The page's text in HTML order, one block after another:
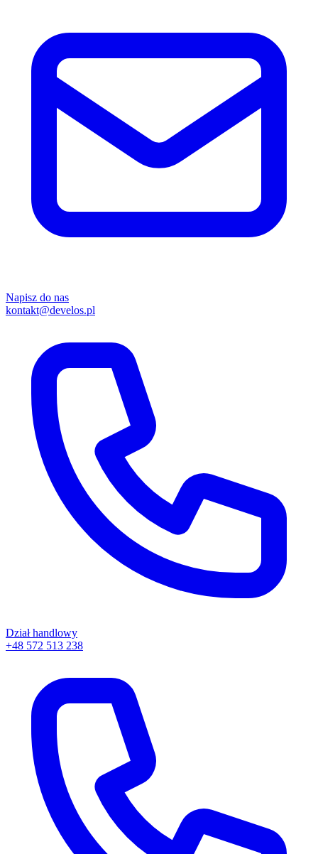
Napisz do nas
kontakt@develos.pl
Dział handlowy
+48 572 513 238